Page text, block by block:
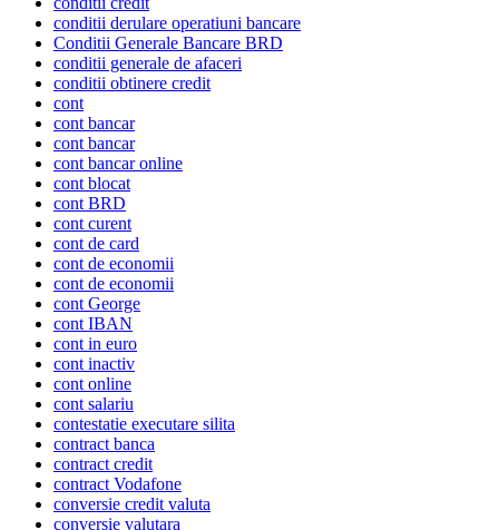
conditii derulare operatiuni bancare
Conditii Generale Bancare BRD
conditii generale de afaceri
conditii obtinere credit
cont
cont bancar
cont bancar
cont bancar online
cont blocat
cont BRD
cont curent
cont de card
cont de economii
cont de economii
cont George
cont IBAN
cont in euro
cont inactiv
cont online
cont salariu
contestatie executare silita
contract banca
contract credit
contract Vodafone
conversie credit valuta
conversie valutara